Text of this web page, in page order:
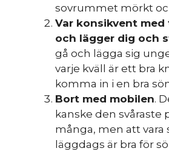
sovrummet mörkt
Var konsikvent med
och lägger dig och
gå och lägga sig
varje kväll är ett bra
komma in i en bra
Bort med mobilen.
kanske den svåraste
många, men att vara
läggdags är bra för